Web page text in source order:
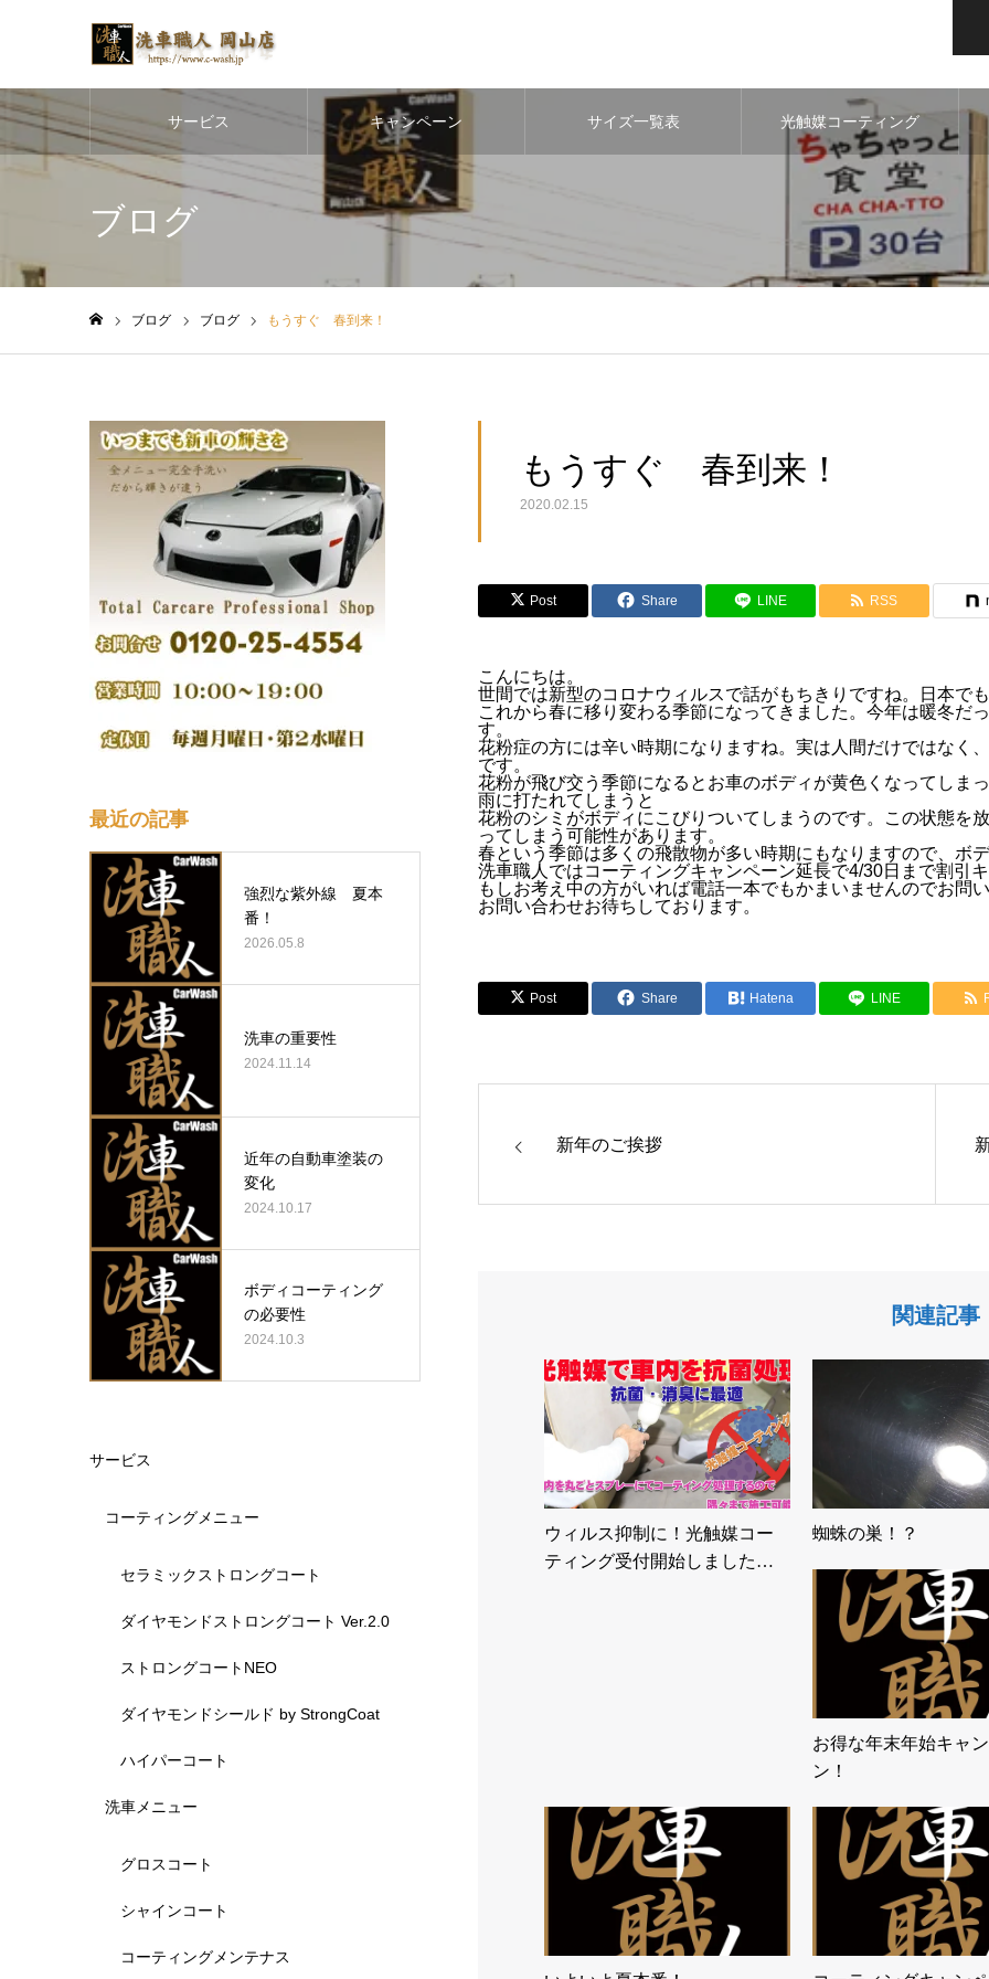
サービス キャンペーン サイズ一覧表 光触媒コーティング
ブログ
ブログ ブログ もうすぐ 春到来！
もうすぐ 春到来！
2020.02.15
Post Share LINE RSS
こんにちは。
世間では新型のコロナウィルスで話がもちきりですね。日本で
これから春に移り変わる季節になってきました。今年は暖冬だ
す。
花粉症の方には辛い時期になりますね。実は人間だけではなく
です。
花粉が飛び交う季節になるとお車のボディが黄色くなってしま
雨に打たれてしまうと
花粉のシミがボディにこびりついてしまうのです。この状態を
ってしまう可能性があります。
春という季節は多くの飛散物が多い時期にもなりますので、ボ
洗車職人ではコーティングキャンペーン延長で4/30日まで割引
もしお考え中の方がいれば電話一本でもかまいませんのでお問
お問い合わせお待ちしております。
Post Share Hatena LINE
新年のご挨拶
関連記事
ウィルス抑制に！光触媒コー
ティング受付開始しました…
蜘蛛の巣！？
お得な年末年始キャ
ン！
最近の記事
強烈な紫外線 夏本
番！
2026.05.8
洗車の重要性
2024.11.14
近年の自動車塗装の
変化
2024.10.17
ボディコーティング
の必要性
2024.10.3
サービス
コーティングメニュー
セラミックストロングコート
ダイヤモンドストロングコート Ver.2.0
ストロングコートNEO
ダイヤモンドシールド by StrongCoat
ハイパーコート
洗車メニュー
グロスコート
シャインコート
コーティングメンテナス